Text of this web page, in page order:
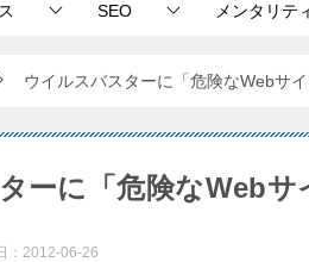
SEO メンタリテ
ウイルスバスターに「危険なWebサ
ーに「危険なWeb
： 2012-06-26